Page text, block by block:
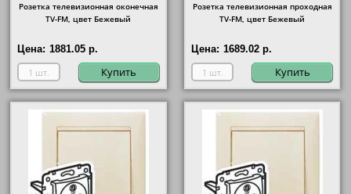
Розетка телевизионная оконечная
ТV-FМ, цвет Бежевый
Цена: 1881.05 р.
Купить
Розетка телевизионная проходная
ТV-FМ, цвет Бежевый
Цена: 1689.02 р.
Купить